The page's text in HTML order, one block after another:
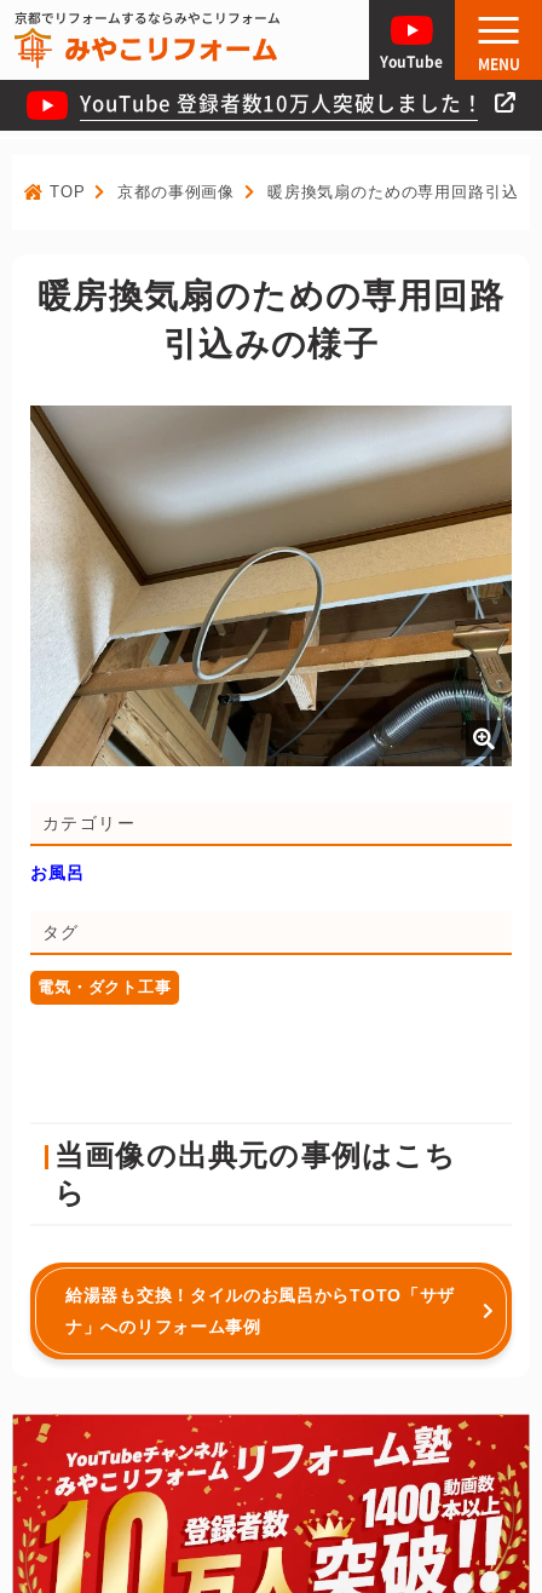
京都でリフォームするならみやこリフォーム
YouTube 登録者数10万人突破しました！
YouTube MENU
TOP 京都の事例画像 暖房換気扇のための専用回路引込み
暖房換気扇のための専用回路
引込みの様子
カテゴリー
お風呂
タグ
電気・ダクト工事
当画像の出典元の事例はこち
ら
給湯器も交換！タイルのお風呂からTOTO「サザ
ナ」へのリフォーム事例